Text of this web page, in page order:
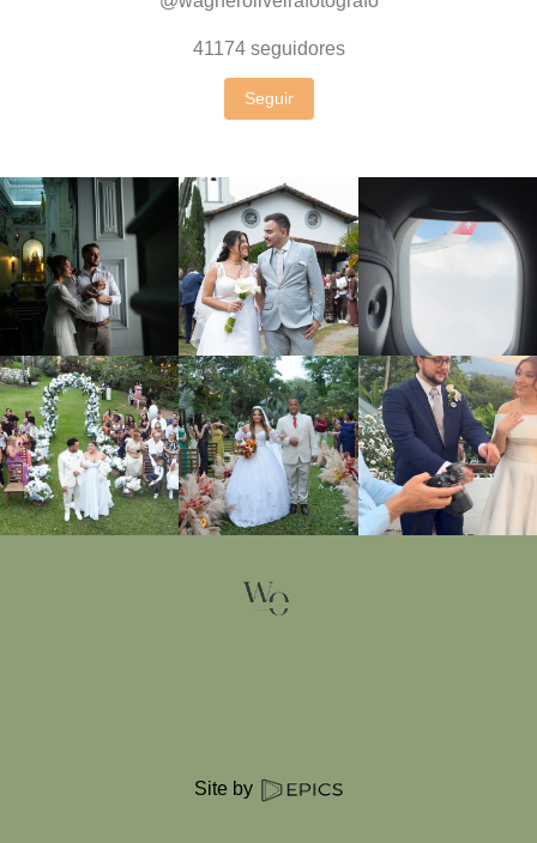
41174 seguidores
Seguir
Site by